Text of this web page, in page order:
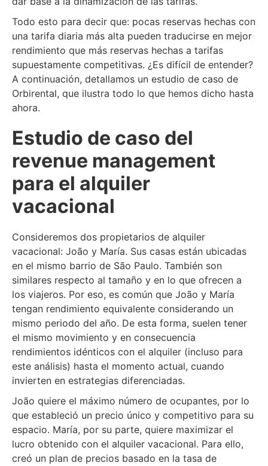
Todo esto para decir que: pocas reservas hechas con
una tarifa diaria más alta pueden traducirse en mejor
rendimiento que más reservas hechas a tarifas
supuestamente competitivas. ¿Es difícil de entender?
A continuación, detallamos un estudio de caso de
Orbirental, que ilustra todo lo que hemos dicho hasta
ahora.
Estudio de caso del
revenue management
para el alquiler
vacacional
Consideremos dos propietarios de alquiler
vacacional: João y María. Sus casas están ubicadas
en el mismo barrio de São Paulo. También son
similares respecto al tamaño y en lo que ofrecen a
los viajeros. Por eso, es común que João y María
tengan rendimiento equivalente considerando un
mismo periodo del año. De esta forma, suelen tener
el mismo movimiento y en consecuencia
rendimientos idénticos con el alquiler (incluso para
este análisis) hasta el momento actual, cuando
invierten en estrategias diferenciadas.
João quiere el máximo número de ocupantes, por lo
que estableció un precio único y competitivo para su
espacio. María, por su parte, quiere maximizar el
lucro obtenido con el alquiler vacacional. Para ello,
creó un plan de precios basado en la tasa de